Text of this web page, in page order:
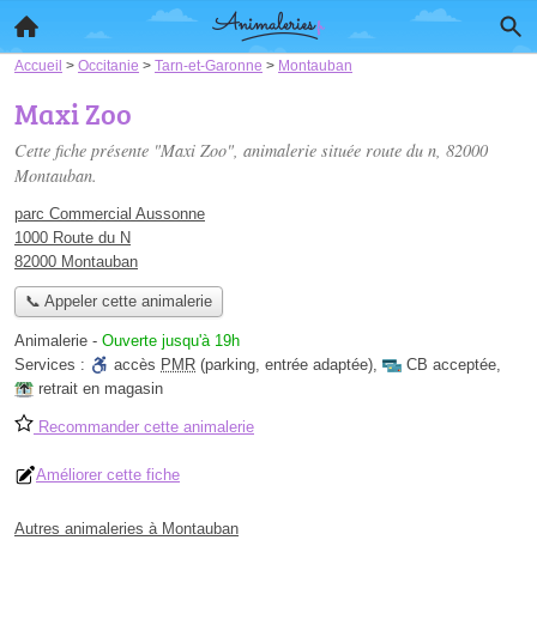
Accueil > Occitanie > Tarn-et-Garonne > Montauban
Maxi Zoo
Cette fiche présente "Maxi Zoo", animalerie située route du n, 82000
Montauban.
parc Commercial Aussonne
1000 Route du N
82000 Montauban
📞 Appeler cette animalerie
Animalerie - Ouverte jusqu'à 19h
Services :
accès PMR (parking, entrée adaptée), CB acceptée,
retrait en magasin
Recommander cette animalerie
Améliorer cette fiche
Autres animaleries à Montauban